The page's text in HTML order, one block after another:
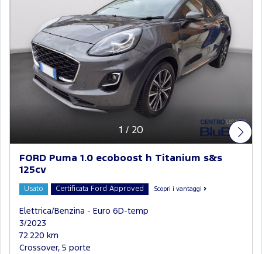
1 / 20
FORD Puma 1.0 ecoboost h Titanium s&s
125cv
Usato Certificata Ford Approved Scopri i vantaggi
Elettrica/Benzina - Euro 6D-temp
3/2023
72.220 km
Crossover, 5 porte